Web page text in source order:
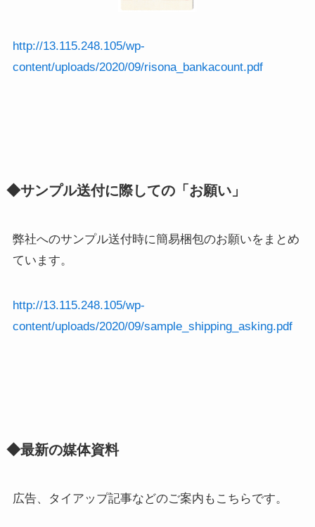
http://13.115.248.105/wp-
content/uploads/2020/09/risona_bankacount.pdf
◆サンプル送付に際しての「お願い」
弊社へのサンプル送付時に簡易梱包のお願いをまとめ
ています。
http://13.115.248.105/wp-
content/uploads/2020/09/sample_shipping_asking.pdf
◆最新の媒体資料
広告、タイアップ記事などのご案内もこちらです。